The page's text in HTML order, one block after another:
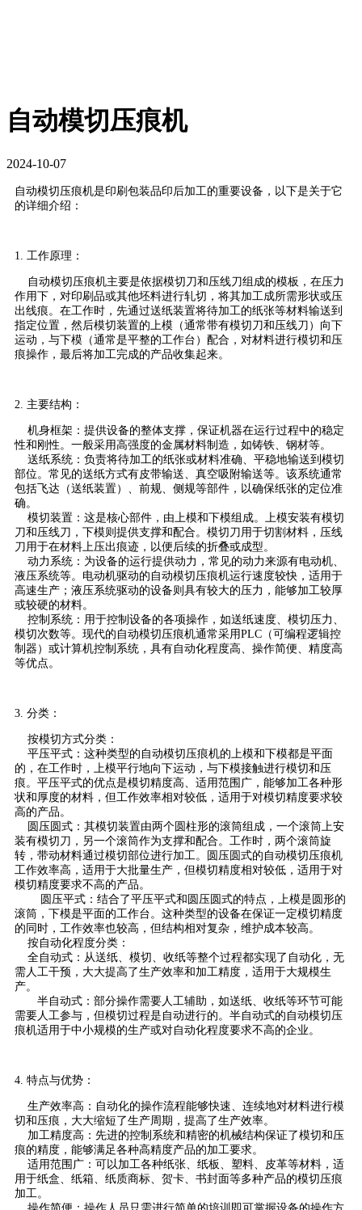
自动模切压痕机
2024-10-07
自动模切压痕机是印刷包装品印后加工的重要设备，以下是关于它
的详细介绍：
1. 工作原理：
自动模切压痕机主要是依据模切刀和压线刀组成的模板，在压力
作用下，对印刷品或其他坯料进行轧切，将其加工成所需形状或压
出线痕。在工作时，先通过送纸装置将待加工的纸张等材料输送到
指定位置，然后模切装置的上模（通常带有模切刀和压线刀）向下
运动，与下模（通常是平整的工作台）配合，对材料进行模切和压
痕操作，最后将加工完成的产品收集起来。
2. 主要结构：
机身框架：提供设备的整体支撑，保证机器在运行过程中的稳定
性和刚性。一般采用高强度的金属材料制造，如铸铁、钢材等。
送纸系统：负责将待加工的纸张或材料准确、平稳地输送到模切
部位。常见的送纸方式有皮带输送、真空吸附输送等。该系统通常
包括飞达（送纸装置）、前规、侧规等部件，以确保纸张的定位准
确。
模切装置：这是核心部件，由上模和下模组成。上模安装有模切
刀和压线刀，下模则提供支撑和配合。模切刀用于切割材料，压线
刀用于在材料上压出痕迹，以便后续的折叠或成型。
动力系统：为设备的运行提供动力，常见的动力来源有电动机、
液压系统等。电动机驱动的自动模切压痕机运行速度较快，适用于
高速生产；液压系统驱动的设备则具有较大的压力，能够加工较厚
或较硬的材料。
控制系统：用于控制设备的各项操作，如送纸速度、模切压力、
模切次数等。现代的自动模切压痕机通常采用PLC（可编程逻辑控
制器）或计算机控制系统，具有自动化程度高、操作简便、精度高
等优点。
3. 分类：
按模切方式分类：
平压平式：这种类型的自动模切压痕机的上模和下模都是平面
的，在工作时，上模平行地向下运动，与下模接触进行模切和压
痕。平压平式的优点是模切精度高、适用范围广，能够加工各种形
状和厚度的材料，但工作效率相对较低，适用于对模切精度要求较
高的产品。
圆压圆式：其模切装置由两个圆柱形的滚筒组成，一个滚筒上安
装有模切刀，另一个滚筒作为支撑和配合。工作时，两个滚筒旋
转，带动材料通过模切部位进行加工。圆压圆式的自动模切压痕机
工作效率高，适用于大批量生产，但模切精度相对较低，适用于对
模切精度要求不高的产品。
圆压平式：结合了平压平式和圆压圆式的特点，上模是圆形的
滚筒，下模是平面的工作台。这种类型的设备在保证一定模切精度
的同时，工作效率也较高，但结构相对复杂，维护成本较高。
按自动化程度分类：
全自动式：从送纸、模切、收纸等整个过程都实现了自动化，无
需人工干预，大大提高了生产效率和加工精度，适用于大规模生
产。
半自动式：部分操作需要人工辅助，如送纸、收纸等环节可能
需要人工参与，但模切过程是自动进行的。半自动式的自动模切压
痕机适用于中小规模的生产或对自动化程度要求不高的企业。
4. 特点与优势：
生产效率高：自动化的操作流程能够快速、连续地对材料进行模
切和压痕，大大缩短了生产周期，提高了生产效率。
加工精度高：先进的控制系统和精密的机械结构保证了模切和压
痕的精度，能够满足各种高精度产品的加工要求。
适用范围广：可以加工各种纸张、纸板、塑料、皮革等材料，适
用于纸盒、纸箱、纸质商标、贺卡、书封面等多种产品的模切压痕
加工。